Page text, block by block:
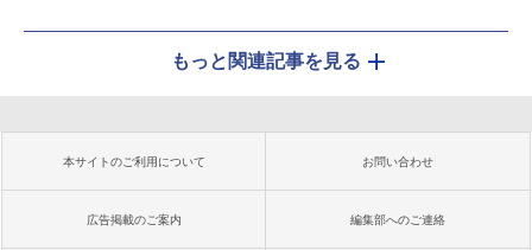
もっと関連記事を見る
本サイトのご利用について お問い合わせ
広告掲載のご案内 編集部へのご連絡